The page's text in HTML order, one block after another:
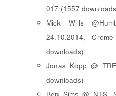
017 (1557
Mick Wills
24.10.2014,
downloads)
Jonas Kopp @
downloads)